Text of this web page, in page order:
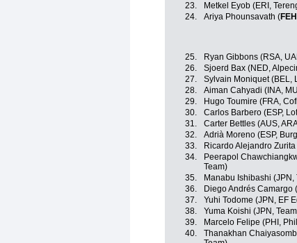
23.
Metkel Eyob (ERI,
24.
Ariya Phounsavath (
25.
Ryan Gibbons (RSA,
26.
Sjoerd Bax (NED,
27.
Sylvain Moniquet (BEL,
28.
Aiman Cahyadi (INA,
29.
Hugo Toumire (FRA,
30.
Carlos Barbero (ESP,
31.
Carter Bettles (AUS,
32.
Adrià Moreno (ESP,
33.
Ricardo Alejandro
34.
Peerapol
Team)
35. Manabu Ishibashi (JPN,
36.
Diego Andrés Camargo
37.
Yuhi Todome (JPN, EF
38.
Yuma Koishi (JPN,
39.
Marcelo Felipe (PHI,
40.
Thanakhan